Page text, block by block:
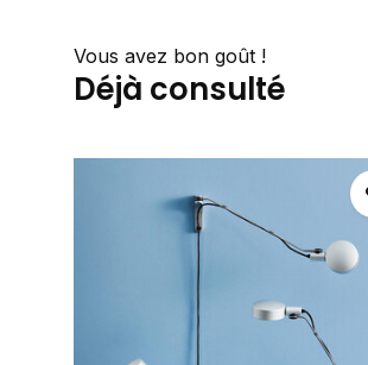
Vous avez bon goût !
Déjà consulté